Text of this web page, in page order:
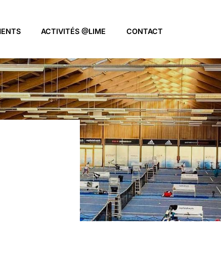
ACTIVITÉS @LIME CONTACT